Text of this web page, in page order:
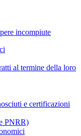
incompiute
al termine della loro
e certificazioni
PNRR)